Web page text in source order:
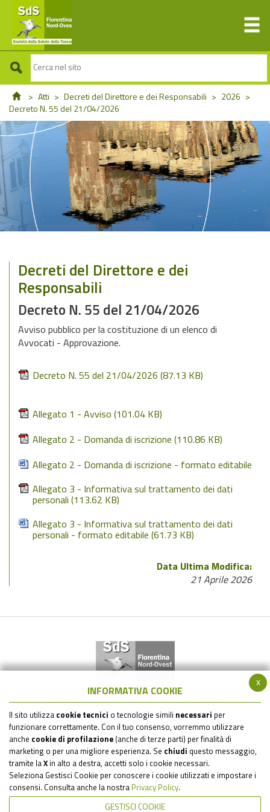
> Atti > Decreti del Direttore e dei Responsabili > 2026 >
Decreto N. 55 del 21/04/2026
Decreti del Direttore e dei
Responsabili
Decreto N. 55 del 21/04/2026
Avviso pubblico per la costituzione di un elenco di
Avvocati - Approvazione.
Decreto N. 55 del 21/04/2026 (87.13 KB)
Allegato 1 - Avviso (101.04 KB)
Allegato 2 - Domanda di iscrizione (110.86 KB)
Allegato 2 - Domanda di iscrizione - formato editabile
Allegato 3 - Informativa sul trattamento dei dati
personali (113.62 KB)
Allegato 3 - Informativa sul trattamento dei dati
personali - formato editabile (61.73 KB)
Data Ultima Modifica:
21 Aprile 2026
Società della Salute Zona Fiorentina Nord-Ovest
via Gramsci 561 - 50019 Sesto Fiorentino (FI)
C.F. - P.IVA : 05517820485
tel: 055 6930242 / 055 6930484 / 055 6930205 / e-mail:
sds.firenzenordovest@uslcentro.toscana.it
Seguici su:
x
INFORMATIVA COOKIE
Il sito utilizza cookie tecnici o tecnologie simili necessari per
funzionare correttamente. Con il tuo consenso, vorremmo utilizzare
anche cookie di profilazione (anche di terze parti) per finalità di
marketing o per una migliore esperienza. Se chiudi questo messaggio,
tramite laX in alto a destra, accetti solo i cookie necessari.
Seleziona Gestisci Cookie per conoscere i cookie utilizzati e impostare i
consensi. Consulta anche la nostra Privacy Policy.
GESTISCI COOKIE